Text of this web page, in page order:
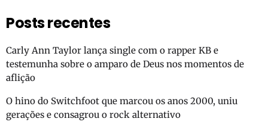
Posts recentes
Carly Ann Taylor lança single com o rapper KB e
testemunha sobre o amparo de Deus nos momentos de
aflição
O hino do Switchfoot que marcou os anos 2000, uniu
gerações e consagrou o rock alternativo